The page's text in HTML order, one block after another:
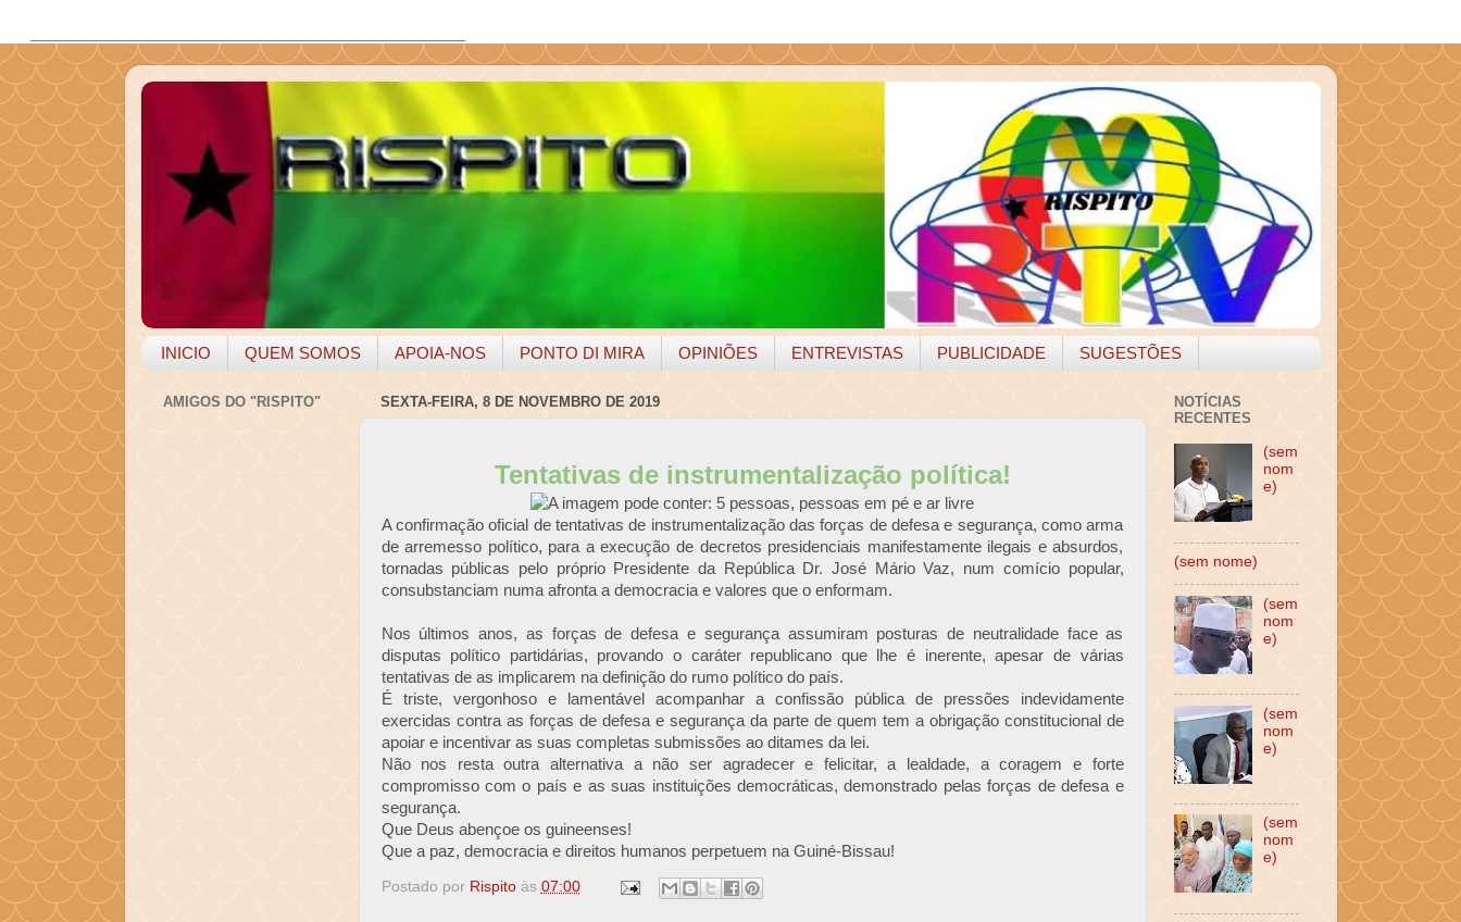
INICIO QUEM SOMOS APOIA-NOS PONTO DI MIRA OPINIÕES ENTREVISTAS PUBLICIDADE SUGESTÕES
SEXTA-FEIRA, 8 DE NOVEMBRO DE 2019
Tentativas de instrumentalização política!
A confirmação oficial de tentativas de instrumentalização das forças de defesa e segurança, como arma
de arremesso político, para a execução de decretos presidenciais manifestamente ilegais e absurdos,
tornadas públicas pelo próprio Presidente da República Dr. José Mário Vaz, num comício popular,
consubstanciam numa afronta a democracia e valores que o enformam.
Nos últimos anos, as forças de defesa e segurança assumiram posturas de neutralidade face as
disputas político partidárias, provando o caráter republicano que lhe é inerente, apesar de várias
tentativas de as implicarem na definição do rumo político do país.
É triste, vergonhoso e lamentável acompanhar a confissão pública de pressões indevidamente
exercidas contra as forças de defesa e segurança da parte de quem tem a obrigação constitucional de
apoiar e incentivar as suas completas submissões ao ditames da lei.
Não nos resta outra alternativa a não ser agradecer e felicitar, a lealdade, a coragem e forte
compromisso com o país e as suas instituições democráticas, demonstrado pelas forças de defesa e
segurança.
Que Deus abençoe os guineenses!
Que a paz, democracia e direitos humanos perpetuem na Guiné-Bissau!
Postado por Rispito às 07:00
AMIGOS DO "RISPITO"
NOTÍCIAS
RECENTES
(sem
nom
e)
(sem nome)
(sem
nom
e)
(sem
nom
e)
(sem
nom
e)